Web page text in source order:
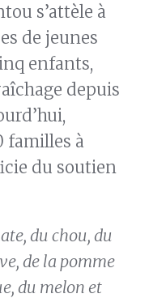
s’attèle à
de jeunes
enfants,
depuis
familles à
du soutien
du chou, du
de la pomme
du melon et